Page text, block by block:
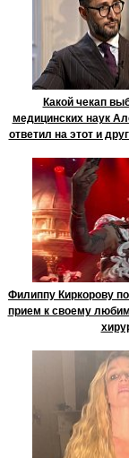
Какой чекап
медицинских наук
ответил на этот и
Филиппу Киркорову
прием к своему